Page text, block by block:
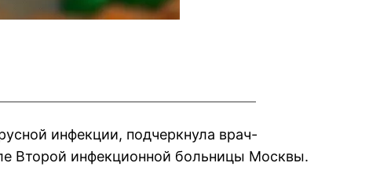
инфекции, подчеркнула врач-
Второй инфекционной больницы Москвы.